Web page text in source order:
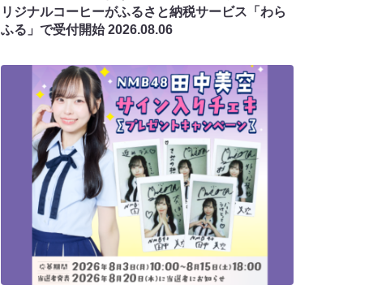
リジナルコーヒーがふるさと納税サービス「わら
ふる」で受付開始2026.08.06